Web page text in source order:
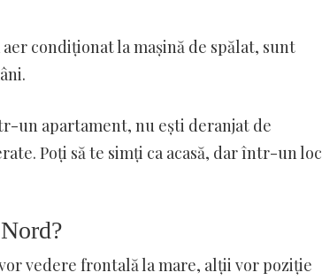
condiționat la mașină de spălat, sunt
un apartament, nu ești deranjat de
Poți să te simți ca acasă, dar într-un loc
vedere frontală la mare, alții vor poziție